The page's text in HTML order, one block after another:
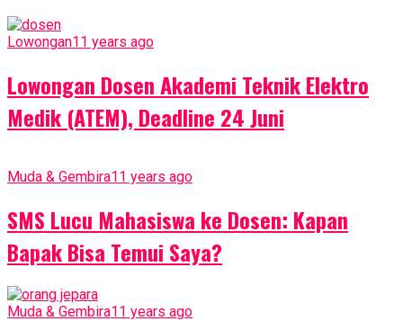
Lowongan11 years ago
Lowongan Dosen Akademi Teknik Elektro
Medik (ATEM), Deadline 24 Juni
Muda & Gembira11 years ago
SMS Lucu Mahasiswa ke Dosen: Kapan
Bapak Bisa Temui Saya?
Muda & Gembira11 years ago